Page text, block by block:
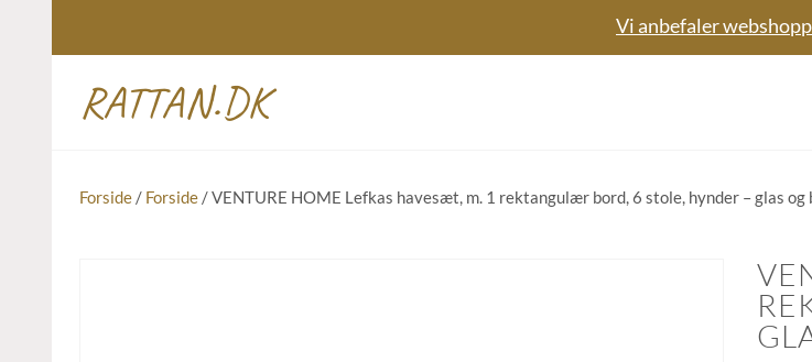
Vi anbefaler
RATTAN.DK
Forside / Forside / VENTURE HOME Lefkas havesæt, m. 1 rektangulær bord, 6 stole, hynder – glas